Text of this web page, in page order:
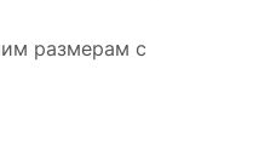
размерам с